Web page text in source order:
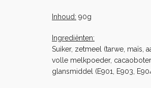
Inhoud: 90g
Ingrediënten:
Suiker, zetmeel (tarwe, maïs,
volle melkpoeder, cacaoboter,
glansmiddel (E901, E903,